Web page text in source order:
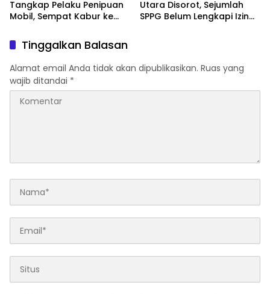
Tangkap Pelaku Penipuan
Mobil, Sempat Kabur ke
Utara Disorot, Sejumlah
SPPG Belum Lengkapi Izin
Tinggalkan Balasan
Alamat email Anda tidak akan dipublikasikan. Ruas yang
wajib ditandai *